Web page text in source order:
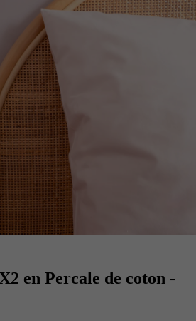
en Percale de coton -